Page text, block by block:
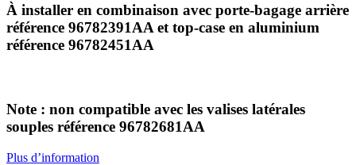
À installer en combinaison avec porte-bagage arrière
référence 96782391AA et top-case en aluminium
référence 96782451AA
Note : non compatible avec les valises latérales
souples référence 96782681AA
Plus d’information